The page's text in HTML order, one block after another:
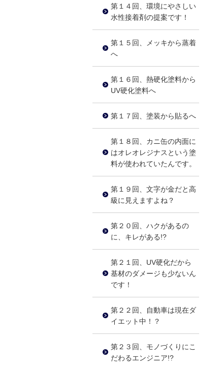
第１４回、環境にやさしい
水性接着剤の提案です！
第１５回、メッキから蒸着
へ
第１６回、熱硬化塗料から
UV硬化塗料へ
第１７回、塗装から貼るへ
第１８回、カニ缶の内面に
はオレオレジナスという塗
料が使われていたんです。
第１９回、文字が金だと高
級に見えますよね？
第２０回、ハクがあるの
に、キレがある!?
第２１回、UV硬化だから
基材のダメージも少ないん
です！
第２２回、自動車は現在ダ
イエット中！？
第２３回、モノづくりにこ
だわるエンジニア!?